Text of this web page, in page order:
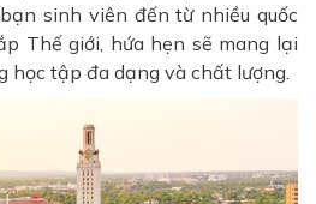
sinh viên đến từ nhiều quốc
Thế giới, hứa hẹn sẽ mang lại
học tập đa dạng và chất lượng.